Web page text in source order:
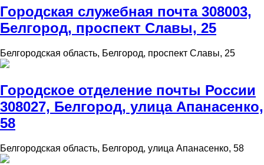
Городская служебная почта 308003,
Белгород, проспект Славы, 25
Белгородская область, Белгород, проспект Славы, 25
Городское отделение почты России
308027, Белгород, улица Апанасенко,
58
Белгородская область, Белгород, улица Апанасенко, 58